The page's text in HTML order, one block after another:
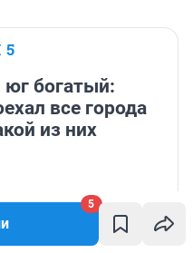
5
5
богатый:
все города
из них
заработать: антиквар